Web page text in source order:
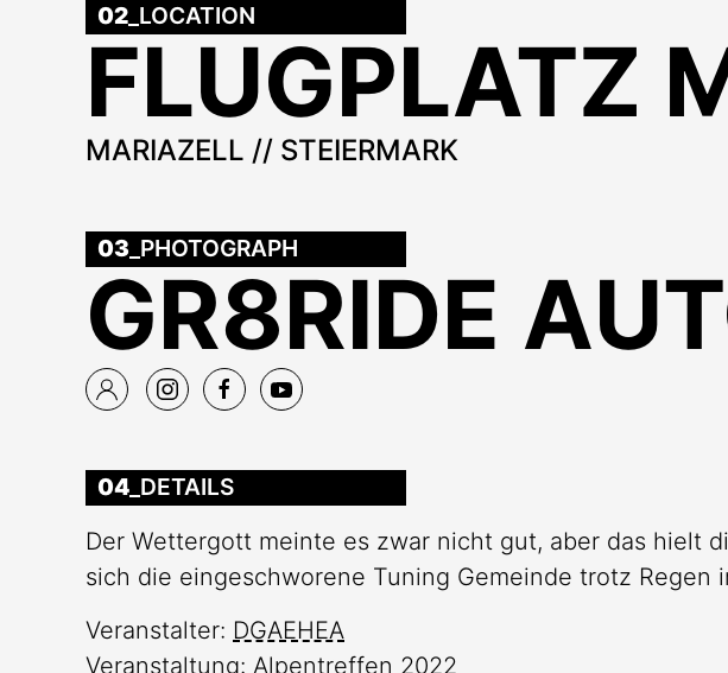
02 _LOCATION
FLUGPLATZ
MARIAZELL // STEIERMARK
03 _PHOTOGRAPH
GR8RIDE
04 _DETAILS
Der Wettergott meinte es zwar nicht gut, aber das hielt
sich die eingeschworene Tuning Gemeinde trotz Regen
Veranstalter: DGAEHEA
Veranstaltung: Alpentreffen 2022